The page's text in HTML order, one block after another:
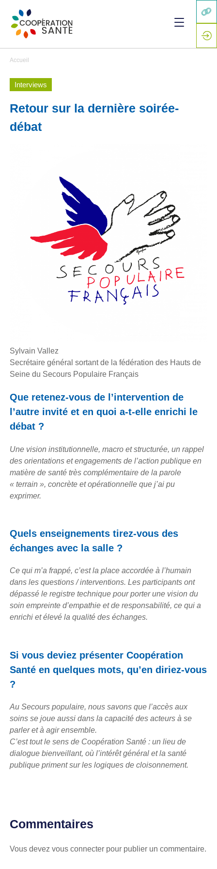
Accueil
Interviews
Retour sur la dernière soirée-
débat
Sylvain Vallez
Secrétaire général sortant de la fédération des Hauts de
Seine du Secours Populaire Français
Que retenez-vous de l’intervention de
l’autre invité et en quoi a-t-elle enrichi le
débat ?
Une vision institutionnelle, macro et structurée, un rappel
des orientations et engagements de l’action publique en
matière de santé très complémentaire de la parole
« terrain », concrète et opérationnelle que j’ai pu
exprimer.
Quels enseignements tirez-vous des
échanges avec la salle ?
Ce qui m’a frappé, c’est la place accordée à l’humain
dans les questions / interventions. Les participants ont
dépassé le registre technique pour porter une vision du
soin empreinte d’empathie et de responsabilité, ce qui a
enrichi et élevé la qualité des échanges.
Si vous deviez présenter Coopération
Santé en quelques mots, qu’en diriez-vous
?
Au Secours populaire, nous savons que l’accès aux
soins se joue aussi dans la capacité des acteurs à se
parler et à agir ensemble.
C’est tout le sens de Coopération Santé : un lieu de
dialogue bienveillant, où l’intérêt général et la santé
publique priment sur les logiques de cloisonnement.
Commentaires
Vous devez vous connecter pour publier un commentaire.